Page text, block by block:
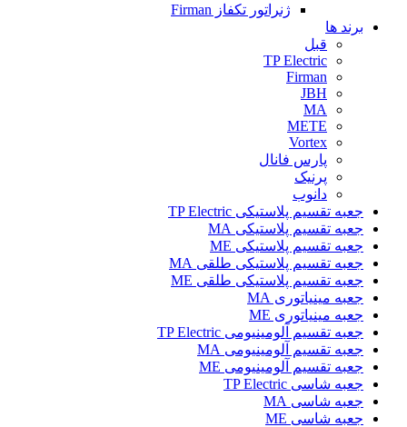
ژنراتور تکفاز Firman
برند ها
قبل
TP Electric
Firman
JBH
MA
METE
Vortex
پارس فانال
پرنیک
دانوب
جعبه تقسیم پلاستیکی TP Electric
جعبه تقسیم پلاستیکی MA
جعبه تقسیم پلاستیکی ME
جعبه تقسیم پلاستیکی طلقی MA
جعبه تقسیم پلاستیکی طلقی ME
جعبه مینیاتوری MA
جعبه مینیاتوری ME
جعبه تقسیم آلومینیومی TP Electric
جعبه تقسیم آلومینیومی MA
جعبه تقسیم آلومینیومی ME
جعبه شاسی TP Electric
جعبه شاسی MA
جعبه شاسی ME